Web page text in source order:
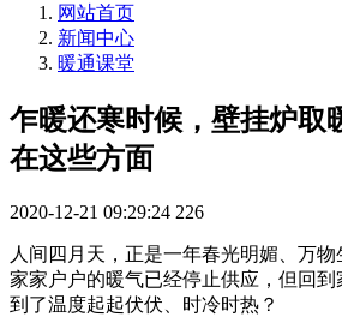
网站首页
新闻中心
暖通课堂
乍暖还寒时候，壁挂炉取
在这些方面
2020-12-21 09:29:24 226
人间四月天，正是一年春光明媚、万物
家家户户的暖气已经停止供应，但回
到了温度起起伏伏、时冷时热？